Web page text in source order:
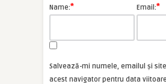
Name:* Email:*
Salvează-mi numele, emailul și
acest navigator pentru data